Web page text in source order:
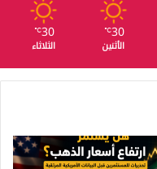
30
℃
الأثنين
30
℃
الثلاثاء